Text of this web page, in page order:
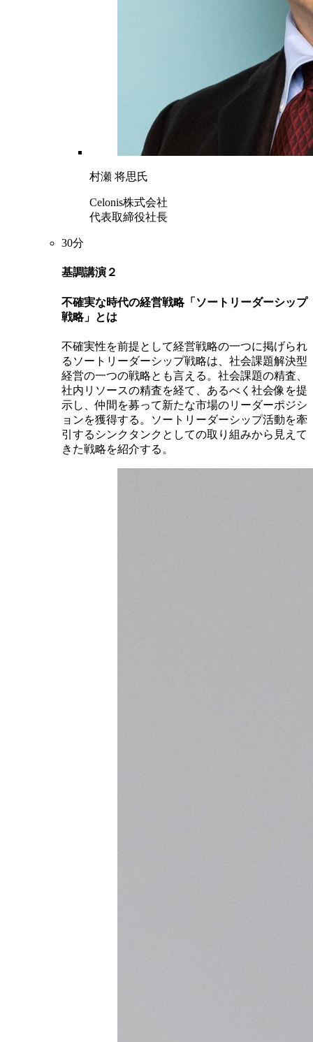
村瀬 将思氏
Celonis株式会社
代表取締役社長
30分
基調講演２
不確実な時代の経営戦略「ソートリーダーシップ
戦略」とは
不確実性を前提として経営戦略の一つに掲げられ
るソートリーダーシップ戦略は、社会課題解決型
経営の一つの戦略とも言える。社会課題の精査、
社内リソースの精査を経て、あるべく社会像を提
示し、仲間を募って新たな市場のリーダーポジシ
ョンを獲得する。ソートリーダーシップ活動を牽
引するシンクタンクとしての取り組みから見えて
きた戦略を紹介する。